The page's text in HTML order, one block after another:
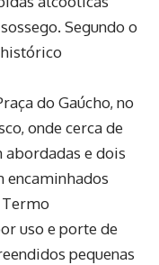
Segundo o
do Gaúcho, no
onde cerca de
abordadas e dois
encaminhados
uso e porte de
pequenas